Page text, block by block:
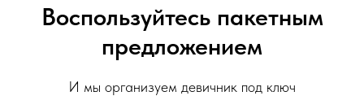
Воспользуйтесь пакетным
предложением
И мы организуем девичник под ключ